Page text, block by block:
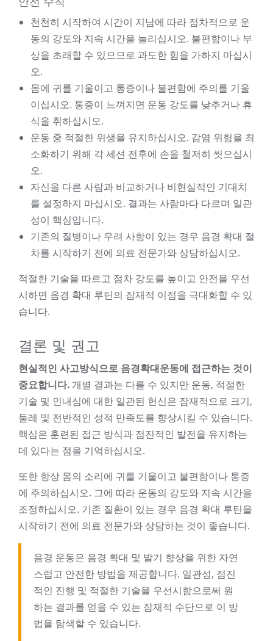
천천히 시작하여 시간이 지남에 따라 점차적으로 운
동의 강도와 지속 시간을 늘리십시오. 불편함이나 부
상을 초래할 수 있으므로 과도한 힘을 가하지 마십시
오.
몸에 귀를 기울이고 통증이나 불편함에 주의를 기울
이십시오. 통증이 느껴지면 운동 강도를 낮추거나 휴
식을 취하십시오.
운동 중 적절한 위생을 유지하십시오. 감염 위험을 최
소화하기 위해 각 세션 전후에 손을 철저히 씻으십시
오.
자신을 다른 사람과 비교하거나 비현실적인 기대치
를 설정하지 마십시오. 결과는 사람마다 다르며 일관
성이 핵심입니다.
기존의 질병이나 우려 사항이 있는 경우 음경 확대 절
차를 시작하기 전에 의료 전문가와 상담하십시오.
적절한 기술을 따르고 점차 강도를 높이고 안전을 우선
시하면 음경 확대 루틴의 잠재적 이점을 극대화할 수 있
습니다.
결론 및 권고
현실적인 사고방식으로 음경확대운동에 접근하는 것이
중요합니다. 개별 결과는 다를 수 있지만 운동, 적절한
기술 및 인내심에 대한 일관된 헌신은 잠재적으로 크기,
둘레 및 전반적인 성적 만족도를 향상시킬 수 있습니다.
핵심은 훈련된 접근 방식과 점진적인 발전을 유지하는
데 있다는 점을 기억하십시오.
또한 항상 몸의 소리에 귀를 기울이고 불편함이나 통증
에 주의하십시오. 그에 따라 운동의 강도와 지속 시간을
조정하십시오. 기존 질환이 있는 경우 음경 확대 루틴을
시작하기 전에 의료 전문가와 상담하는 것이 좋습니다.
음경 운동은 음경 확대 및 발기 향상을 위한 자연
스럽고 안전한 방법을 제공합니다. 일관성, 점진
적인 진행 및 적절한 기술을 우선시함으로써 원
하는 결과를 얻을 수 있는 잠재적 수단으로 이 방
법을 탐색할 수 있습니다.